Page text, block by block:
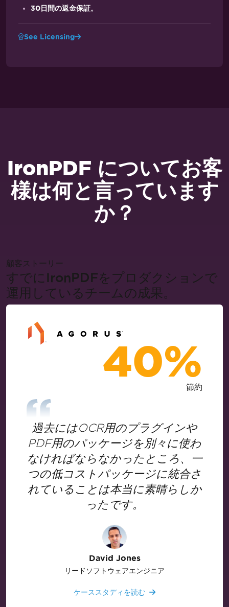
30日間の返金保証。
See Licensing
IronPDF についてお客
様は何と言っています
か？
顧客ストーリー
すでにIronPDFをプロダクションで
運用しているチームの成果。
40%
節約
過去にはOCR用のプラグインや
PDF用のパッケージを別々に使わ
なければならなかったところ、一
つの低コストパッケージに統合さ
れていることは本当に素晴らしか
ったです。
David Jones
リードソフトウェアエンジニア
ケーススタディを読む